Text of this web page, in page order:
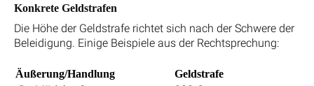
Konkrete Geldstrafen
Die Höhe der Geldstrafe richtet sich nach der Schwere der
Beleidigung. Einige Beispiele aus der Rechtsprechung:
Äußerung/Handlung Geldstrafe